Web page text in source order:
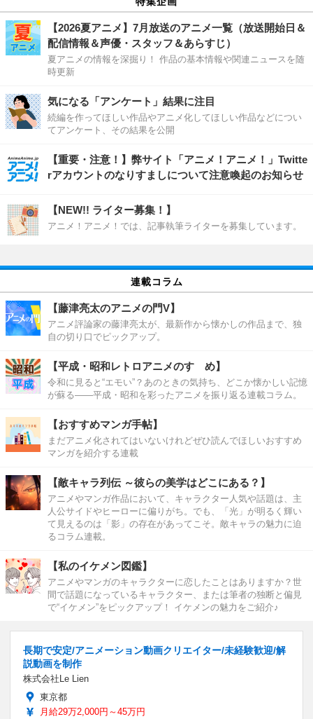
【2026夏アニメ】7月放送のアニメ一覧（放送開始日＆
配信情報＆声優・スタッフ＆あらすじ）
夏アニメの情報を深掘り！ 作品の基本情報や関連ニュースを随
時更新
気になる「アンケート」結果に注目
続編を作ってほしい作品やアニメ化してほしい作品などについ
てアンケート、その結果を公開
【重要・注意！】弊サイト「アニメ！アニメ！」Twitte
rアカウントのなりすましについて注意喚起のお知らせ
【NEW!! ライター募集！】
アニメ！アニメ！では、記事執筆ライターを募集しています。
連載コラム
【藤津亮太のアニメの門V】
アニメ評論家の藤津亮太が、最新作から懐かしの作品まで、独
自の切り口でピックアップ。
【平成・昭和レトロアニメのすゝめ】
令和に見ると“エモい”？あのときの気持ち、どこか懐かしい記憶
が蘇る――平成・昭和を彩ったアニメを振り返る連載コラム。
【おすすめマンガ手帖】
まだアニメ化されてはいないけれどぜひ読んでほしいおすすめ
マンガを紹介する連載
【敵キャラ列伝 ～彼らの美学はどこにある？】
アニメやマンガ作品において、キャラクター人気や話題は、主
人公サイドやヒーローに偏りがち。でも、「光」が明るく輝い
て見えるのは「影」の存在があってこそ。敵キャラの魅力に迫
るコラム連載。
【私のイケメン図鑑】
アニメやマンガのキャラクターに恋したことはありますか？世
間で話題になっているキャラクター、または筆者の独断と偏見
で“イケメン”をピックアップ！ イケメンの魅力をご紹介♪
長期で安定/アニメーション動画クリエイター/未経験歓迎/解
説動画を制作
株式会社Le Lien
東京都
月給29万2,000円～45万円